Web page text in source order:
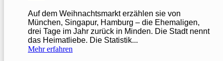
Auf dem Weihnachtsmarkt erzählen sie von
München, Singapur, Hamburg – die Ehemaligen,
drei Tage im Jahr zurück in Minden. Die Stadt nennt
das Heimatliebe. Die Statistik...
Mehr erfahren